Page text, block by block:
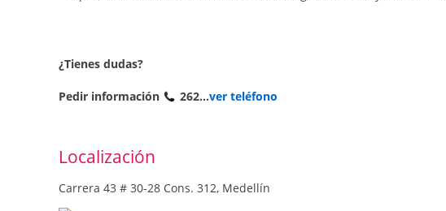
¿Tienes dudas?
Pedir información 262...ver teléfono
Localización
Carrera 43 # 30-28 Cons. 312, Medellín